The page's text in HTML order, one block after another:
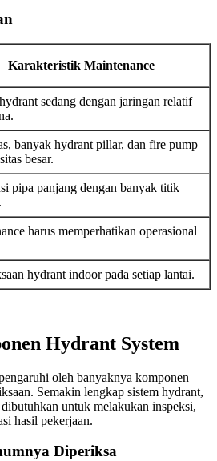
Karakteristik Maintenance
sedang dengan jaringan relatif
banyak hydrant pillar, dan fire pump
besar.
pipa panjang dengan banyak titik
harus memperhatikan operasional
hydrant indoor pada setiap lantai.
Hydrant System
oleh banyaknya komponen
Semakin lengkap sistem hydrant,
untuk melakukan inspeksi,
hasil pekerjaan.
Diperiksa